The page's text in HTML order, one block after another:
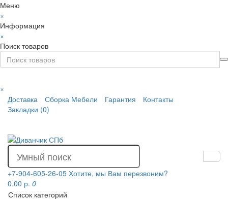
Меню
×
Информация
×
Поиск товаров
×
Доставка
Сборка Мебели Гарантия
Контакты
Закладки (0)
+7-904-605-26-05 Хотите, мы Вам перезвоним?
0.00 р. 0
Список категорий